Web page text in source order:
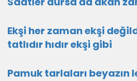
Ekşi her zaman ekşi
tatlıdır hıdır ekşi gibi
Pamuk tarlaları beyazın